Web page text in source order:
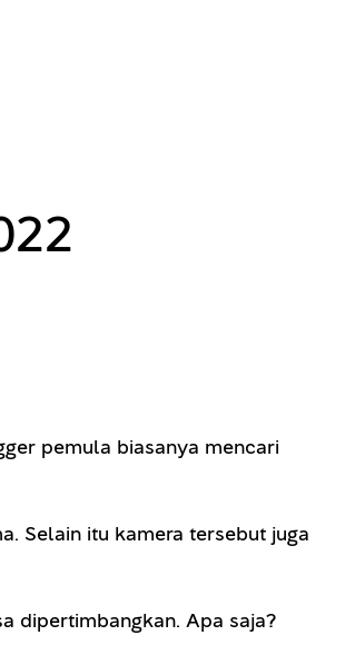
pemula biasanya mencari
Selain itu kamera tersebut juga
dipertimbangkan. Apa saja?